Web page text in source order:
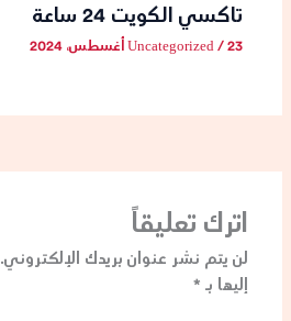
تاكسي الكويت 24 ساعة
Uncategorized/23 أغسطس، 2024
اترك تعليقاً
لن يتم نشر عنوان بريدك الإلكتروني.
إليها بـ *